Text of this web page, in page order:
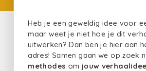
Heb je een geweldig idee voor
maar weet je niet hoe je dit
uitwerken? Dan ben je hier aan
adres! Samen gaan we op zoek
methodes om jouw